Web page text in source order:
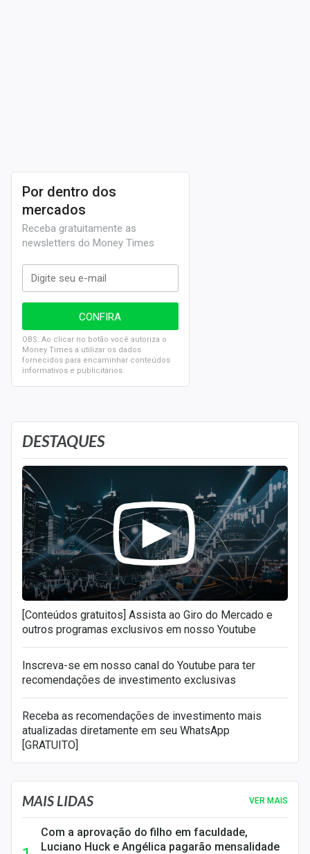
DESTAQUES
[Conteúdos gratuitos] Assista ao Giro do Mercado e
outros programas exclusivos em nosso Youtube
Inscreva-se em nosso canal do Youtube para ter
recomendações de investimento exclusivas
Receba as recomendações de investimento mais
atualizadas diretamente em seu WhatsApp
[GRATUITO]
Por dentro dos
mercados
Receba gratuitamente as
newsletters do Money Times
OBS: Ao clicar no botão você autoriza o
Money Times a utilizar os dados
fornecidos para encaminhar conteúdos
informativos e publicitários.
MAIS LIDAS VER MAIS
Com a aprovação do filho em faculdade,
Luciano Huck e Angélica pagarão mensalidade